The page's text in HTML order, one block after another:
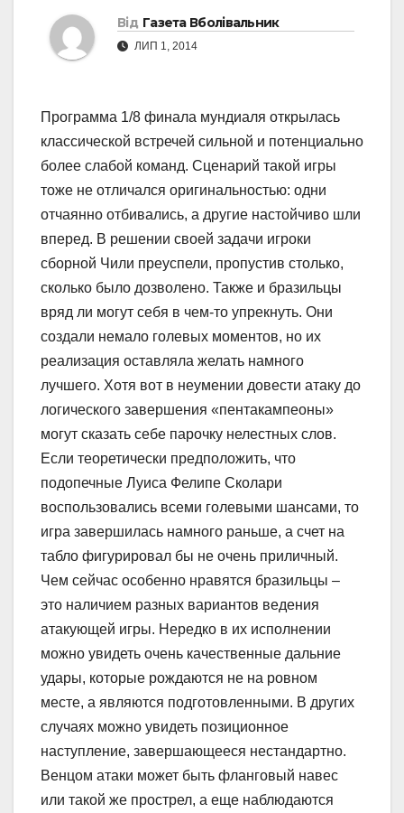
Від Газета Вболівальник
ЛИП 1, 2014
Программа 1/8 финала мундиаля открылась
классической встречей сильной и потенциально
более слабой команд. Сценарий такой игры
тоже не отличался оригинальностью: одни
отчаянно отбивались, а другие настойчиво шли
вперед. В решении своей задачи игроки
сборной Чили преуспели, пропустив столько,
сколько было дозволено. Также и бразильцы
вряд ли могут себя в чем-то упрекнуть. Они
создали немало голевых моментов, но их
реализация оставляла желать намного
лучшего. Хотя вот в неумении довести атаку до
логического завершения «пентакампеоны»
могут сказать себе парочку нелестных слов.
Если теоретически предположить, что
подопечные Луиса Фелипе Сколари
воспользовались всеми голевыми шансами, то
игра завершилась намного раньше, а счет на
табло фигурировал бы не очень приличный.
Чем сейчас особенно нравятся бразильцы –
это наличием разных вариантов ведения
атакующей игры. Нередко в их исполнении
можно увидеть очень качественные дальние
удары, которые рождаются не на ровном
месте, а являются подготовленными. В других
случаях можно увидеть позиционное
наступление, завершающееся нестандартно.
Венцом атаки может быть фланговый навес
или такой же прострел, а еще наблюдаются